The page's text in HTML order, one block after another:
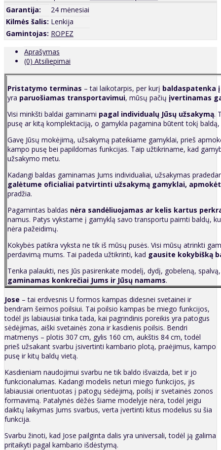
Garantija:
24 mėnesiai
Kilmės šalis: Lenkija
Gamintojas: ROPEZ
Aprašymas
(0) Atsiliepimai
Pristatymo terminas – tai laikotarpis, per kurį baldaspatenka
yra paruošiamas transportavimui, mūsų pačių įvertinamas
Visi minkšti baldai gaminami pagal individualų Jūsų užsakymą.
pusę ar kitą komplektaciją, o gamykla pagamina būtent tokį
Gavę Jūsų mokėjimą, užsakymą pateikiame gamyklai, prieš
kampo pusę bei papildomas funkcijas. Taip užtikriname, kad
užsakymo metu.
Kadangi baldas gaminamas Jums individualiai, užsakymas
galėtume oficialiai patvirtinti užsakymą gamyklai,
pradžia.
Pagamintas baldas nėra sandėliuojamas ar kelis kartus
namus. Patys vykstame į gamyklą savo transportu paimti baldų,
nėra pažeidimų.
Kokybės patikra vyksta ne tik iš mūsų pusės. Visi mūsų atrinkti
perdavimą mums. Tai padeda užtikrinti, kad gausite kokybišką
Tenka palaukti, nes Jūs pasirenkate modelį, dydį, gobeleną,
gaminamas konkrečiai Jums ir Jūsų namams.
Jose – tai erdvesnis U formos kampas didesnei svetainei ir
bendram šeimos poilsiui. Tai poilsio kampas be miego funkcijos,
todėl jis labiausiai tinka tada, kai pagrindinis poreikis yra patogus
sėdėjimas, aiški svetainės zona ir kasdienis poilsis. Bendri
matmenys – plotis 307 cm, gylis 160 cm, aukštis 84 cm, todėl
prieš užsakant svarbu įsivertinti kambario plotą, praėjimus, kampo
pusę ir kitų baldų vietą.
Kasdieniam naudojimui svarbu ne tik baldo išvaizda, bet ir jo
funkcionalumas. Kadangi modelis neturi miego funkcijos, jis
labiausiai orientuotas į patogų sėdėjimą, poilsį ir svetainės zonos
formavimą. Patalynės dėžės šiame modelyje nėra, todėl jeigu
daiktų laikymas Jums svarbus, verta įvertinti kitus modelius su šia
funkcija.
Svarbu žinoti, kad Jose pailginta dalis yra universali, todėl ją galima
pritaikyti pagal kambario išdėstymą.